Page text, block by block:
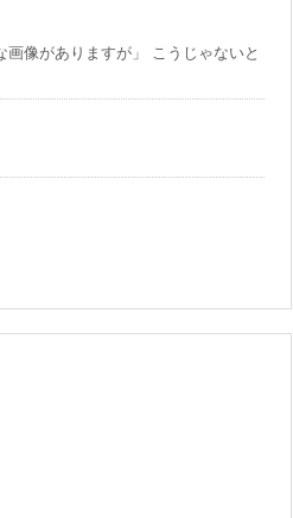
画像がありますが」 こうじゃないと